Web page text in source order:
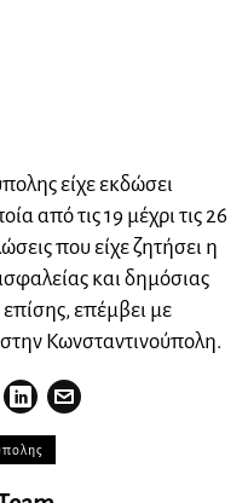
είχε εκδώσει
από τις 19 μέχρι τις 26
που είχε ζητήσει η
και δημόσιας
επέμβει με
Κωνσταντινούπολη.